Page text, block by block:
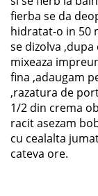
fierba se da
hidratat-o in 50
se dizolva ,dupa
mixeaza
fina ,adaugam
,razatura de
1/2 din crema
racit asezam
cu cealalta
cateva ore.